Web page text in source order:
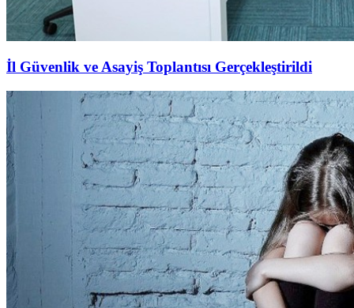
İl Güvenlik ve Asayiş Toplantısı Gerçekleştirildi